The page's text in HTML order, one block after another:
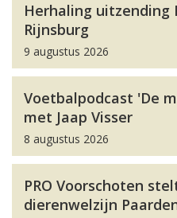
Herhaling uitzending
Rijnsburg
9 augustus 2026
Voetbalpodcast 'De
met Jaap Visser
8 augustus 2026
PRO Voorschoten
dierenwelzijn